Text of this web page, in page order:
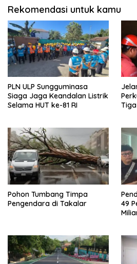
Rekomendasi untuk kamu
PLN ULP Sungguminasa
Siaga Jaga Keandalan Listrik
Selama HUT ke-81 RI
Pohon Tumbang Timpa
Pengendara di Takalar
49